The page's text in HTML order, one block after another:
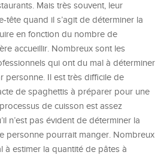
Mais très souvent, leur
tête quand il s’agit de déterminer la
en fonction du nombre de
accueillir. Nombreux sont les
qui ont du mal à déterminer
personne. Il est très difficile de
de spaghettis à préparer pour une
de cuisson est assez
n’est pas évident de déterminer la
personne pourrait manger. Nombreux
à estimer la quantité de pâtes à